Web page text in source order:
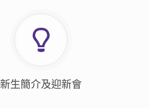
新生簡介及迎新會